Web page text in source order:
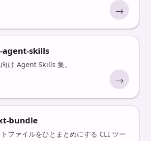
→
agent-skills
け Agent Skills 集。
→
bundle
ファイルをひとまとめにする CLI ツー